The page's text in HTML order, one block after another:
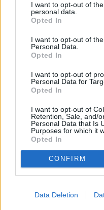
I want to opt-out of
personal data.
Opted In
I want to opt-out of
Personal Data.
Opted In
I want to opt-out of
Personal Data for
Opted In
I want to opt-out of
Retention, Sale, and/
Personal Data that Is
Purposes for which it
Opted In
CONFIRM
Data Deletion
Πριν 9 ημέρες
Μία μικρή αλλά
ομάδα του «Πολίτη»